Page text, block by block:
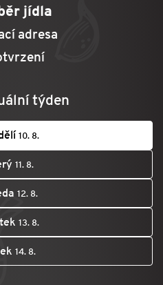
jídla
adresa
týden
10. 8.
11. 8.
12. 8.
13. 8.
14. 8.